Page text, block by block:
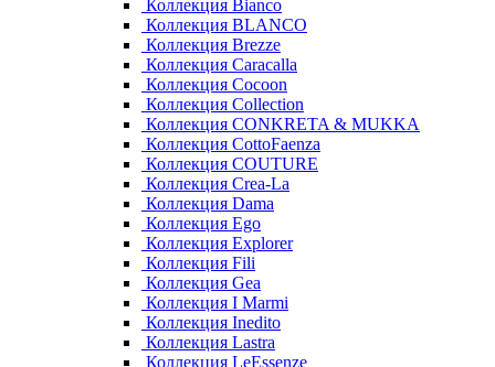
Коллекция Bianco
Коллекция BLANCO
Коллекция Brezze
Коллекция Caracalla
Коллекция Cocoon
Коллекция Collection
Коллекция CONKRETA & MUKKA
Коллекция CottoFaenza
Коллекция COUTURE
Коллекция Crea-La
Коллекция Dama
Коллекция Ego
Коллекция Explorer
Коллекция Fili
Коллекция Gea
Коллекция I Marmi
Коллекция Inedito
Коллекция Lastra
Коллекция LeEssenze